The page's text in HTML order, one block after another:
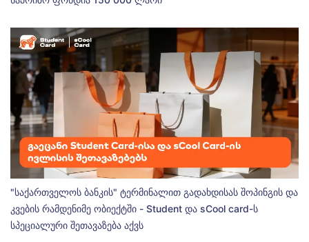
"საქართველოს ბანკის" ტერმინალით გადახდისას შოპინგის და
კვების რამდენიმე ობიექტში - Student და sCool card-ს
სპეციალური შეთავაზება აქვს